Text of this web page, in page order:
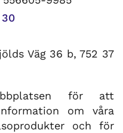
Väg 36 b, 752 37
för att
om våra
och för